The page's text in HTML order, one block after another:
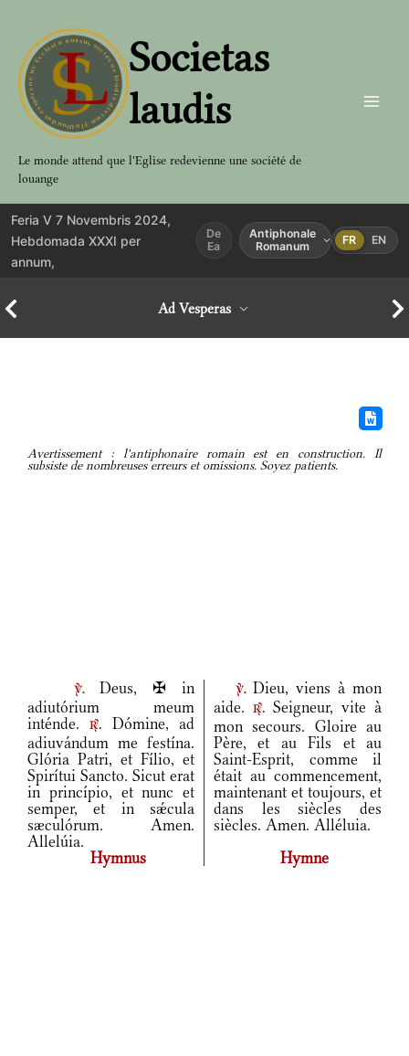
contenu
Societas
laudis
Le monde attend que l'Eglise redevienne une société de
louange
Feria V 7 Novembris 2024,
Hebdomada XXXI per
annum,
De
Ea
Antiphonale
Romanum
FR EN
Ad Vesperas
Avertissement : l'antiphonaire romain est en construction. Il
subsiste de nombreuses erreurs et omissions. Soyez patients.
v.Deus, ✠ in
adiutórium meum
inténde.r.
Dómine, ad
adiuvándum me festína.
Glória Patri, et Fílio, et
Spirítui Sancto. Sicut erat
in princípio, et nunc et
semper, et in sǽcula
sæculórum. Amen.
Allelúia.
v.Dieu, viens à mon
aide.
r. Seigneur, vite à
mon secours. Gloire au
Père, et au Fils et au
Saint-Esprit, comme il
était au commencement,
maintenant et toujours, et
dans les siècles des
siècles. Amen. Alléluia.
Hymnus
Hymne